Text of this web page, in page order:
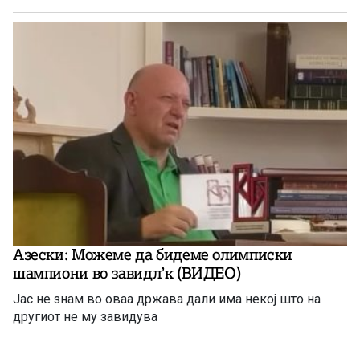
Азески: Можеме да бидеме олимписки
шампиони во завидл’к (ВИДЕО)
Јас не знам во оваа држава дали има некој што на
другиот не му завидува